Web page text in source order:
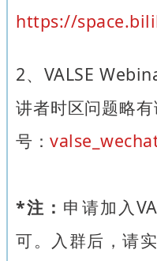
https://
2、VALSE
讲者时区问题略
号：
*注： 申请加入
可。入群后，请